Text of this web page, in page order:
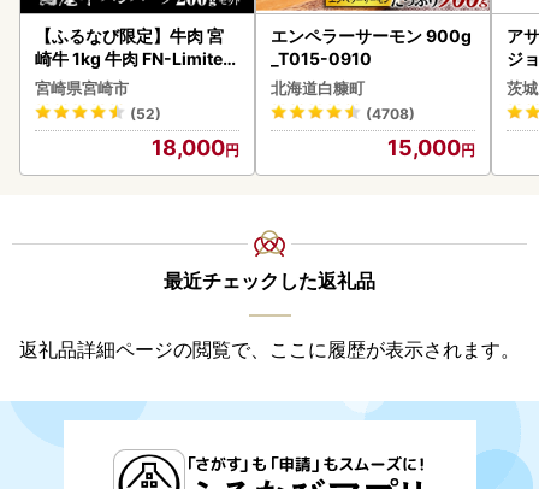
【ふるなび限定】牛肉 宮
崎牛 1kg 牛肉 FN-Limited
-VO
宮崎県宮崎市
(52)
18,000
エンペラーサーモン 900g
_T015-0910
北海道白糠町
(4708)
15,000
ア
ジ
(1ケース)
ビ
茨
最近チェックした返礼品
返礼品詳細ページの閲覧で、ここに履歴が表示されます。